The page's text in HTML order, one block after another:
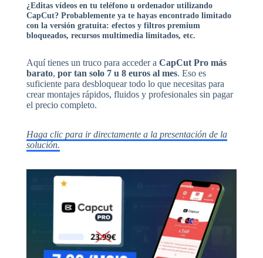
¿Editas vídeos en tu teléfono u ordenador utilizando
CapCut? Probablemente ya te hayas encontrado limitado
con la versión gratuita: efectos y filtros premium
bloqueados, recursos multimedia limitados, etc.
Aquí tienes un truco para acceder a CapCut Pro más
barato, por tan solo 7 u 8 euros al mes. Eso es
suficiente para desbloquear todo lo que necesitas para
crear montajes rápidos, fluidos y profesionales sin pagar
el precio completo.
Haga clic para ir directamente a la presentación de la
solución.